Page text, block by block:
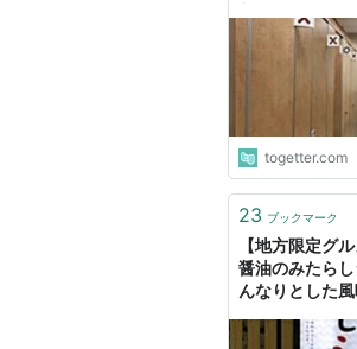
togetter.com
23 ブックマーク
【地方限定グ
醤油のみたら
んなりとした
アスティスクエ